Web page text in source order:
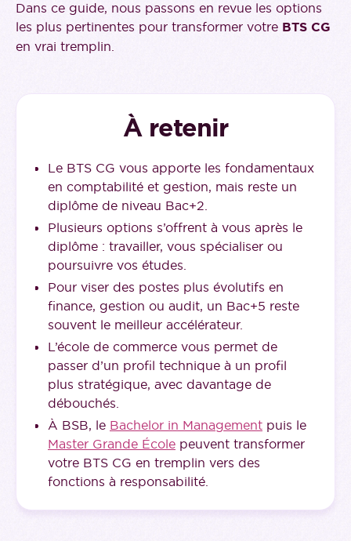
Dans ce guide, nous passons en revue les options
les plus pertinentes pour transformer votre BTS CG
en vrai tremplin.
À retenir
Le BTS CG vous apporte les fondamentaux
en comptabilité et gestion, mais reste un
diplôme de niveau Bac+2.
Plusieurs options s’offrent à vous après le
diplôme : travailler, vous spécialiser ou
poursuivre vos études.
Pour viser des postes plus évolutifs en
finance, gestion ou audit, un Bac+5 reste
souvent le meilleur accélérateur.
L’école de commerce vous permet de
passer d’un profil technique à un profil
plus stratégique, avec davantage de
débouchés.
À BSB, le Bachelor in Management puis le
Master Grande École peuvent transformer
votre BTS CG en tremplin vers des
fonctions à responsabilité.